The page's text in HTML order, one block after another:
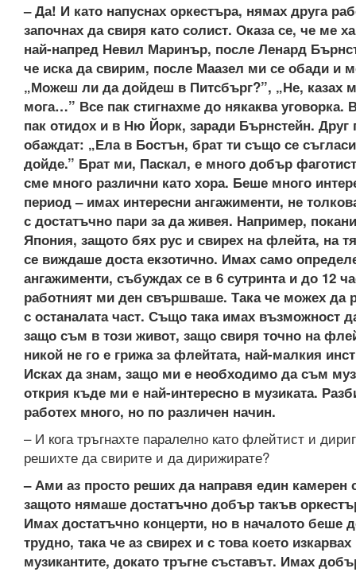
– Да! И като напуснах оркестъра, нямах друга
започнах да свиря като солист. Оказа се, че ме
най-напред Невил Маринър, после Ленард
че иска да свирим, после Маазел ми се обади и
„Можеш ли да дойдеш в Питсбърг?”, „Не, казах
мога…” Все пак стигнахме до някаква уговорка.
пак отидох и в Ню Йорк, заради Бърнстейн. Друг
обаждат: „Ела в Бостън, брат ти също се
дойде.” Брат ми, Паскал, е много добър
сме много различни като хора. Беше много
период – имах интересни ангажименти, не
с достатъчно пари за да живея. Например,
Япония, защото бях рус и свирех на флейта, на
се виждаше доста екзотично. Имах само
ангажименти, събуждах се в 6 сутринта и до 12
работният ми ден свършваше. Така че можех да
с останалата част. Също така имах възможност
защо съм в този живот, защо свиря точно на
никой не го е грижа за флейтата, най-малкия
Исках да знам, защо ми е необходимо да съм
открия къде ми е най-интересно в музиката.
работех много, но по различен начин.
– И кога тръгнахте паралелно като флейтист и
решихте да свирите и да дирижирате?
– Ами аз просто реших да направя един камерен
защото нямаше достатъчно добър такъв
Имах достатъчно концерти, но в началото беше
трудно, така че аз свирех и с това което
музикантите, докато тръгне съставът. Имах